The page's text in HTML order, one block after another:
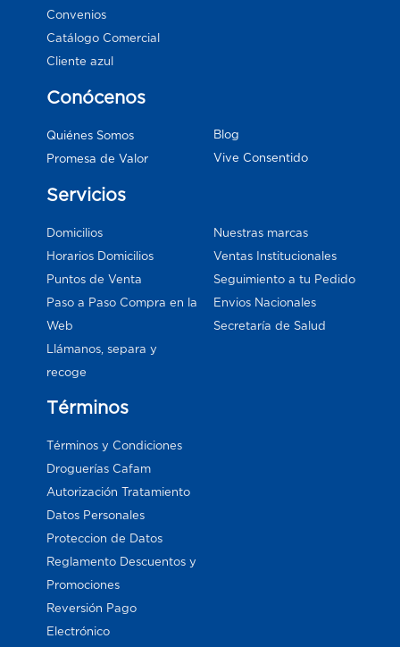
Convenios
Catálogo Comercial
Cliente azul
Conócenos
Quiénes Somos
Promesa de Valor
Blog
Vive Consentido
Servicios
Domicilios
Horarios Domicilios
Puntos de Venta
Paso a Paso Compra en la
Web
Llámanos, separa y
recoge
Nuestras marcas
Ventas Institucionales
Seguimiento a tu Pedido
Envios Nacionales
Secretaría de Salud
Términos
Términos y Condiciones
Droguerías Cafam
Autorización Tratamiento
Datos Personales
Proteccion de Datos
Reglamento Descuentos y
Promociones
Reversión Pago
Electrónico